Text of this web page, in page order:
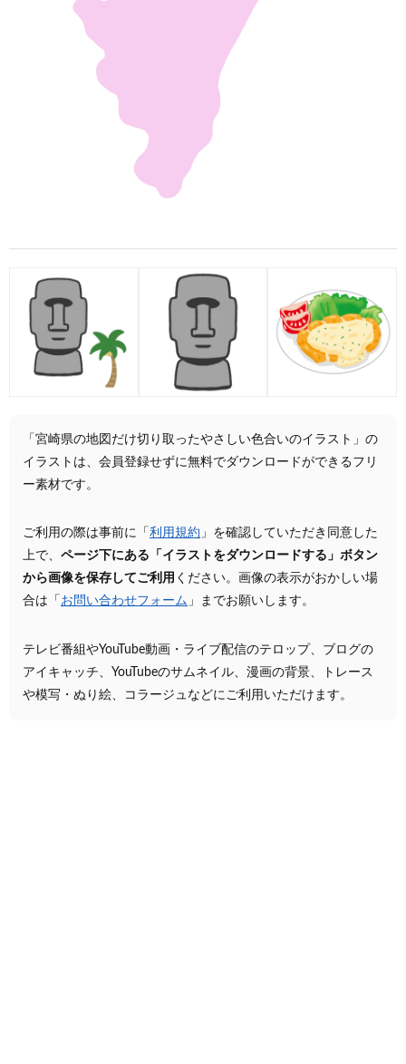
「宮崎県の地図だけ切り取ったやさしい色合いのイラスト」の
イラストは、会員登録せずに無料でダウンロードができるフリ
ー素材です。
ご利用の際は事前に「 利用規約 」を確認していただき同意した
上で、 ページ下にある「イラストをダウンロードする」ボタン
から画像を保存してご利用 ください。画像の表示がおかしい場
合は「 お問い合わせフォーム 」までお願いします。
テレビ番組やYouTube動画・ライブ配信のテロップ、ブログの
アイキャッチ、YouTubeのサムネイル、漫画の背景、トレース
や模写・ぬり絵、コラージュなどにご利用いただけます。